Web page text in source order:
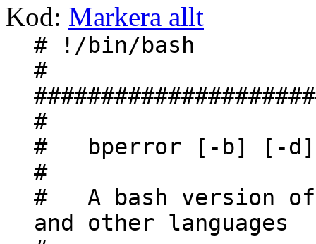
Kod: Markera allt
# !/bin/bash
#
#
# bperror [-b] [-d]
#
# A bash version
and other languages